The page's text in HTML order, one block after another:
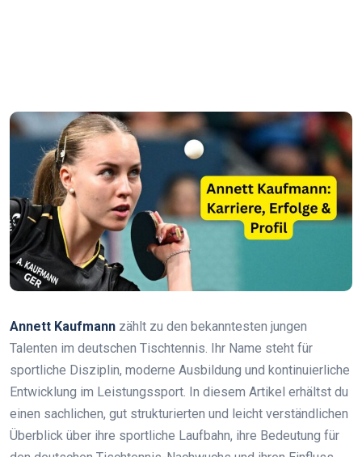
Annett Kaufmann zählt zu den bekanntesten jungen
Talenten im deutschen Tischtennis. Ihr Name steht für
sportliche Disziplin, moderne Ausbildung und kontinuierliche
Entwicklung im Leistungssport. In diesem Artikel erhältst du
einen sachlichen, gut strukturierten und leicht verständlichen
Überblick über ihre sportliche Laufbahn, ihre Bedeutung für